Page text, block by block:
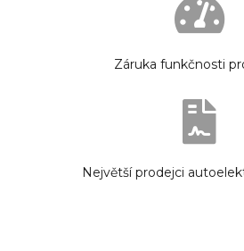
Záruka funkčnosti
Největší prodejci